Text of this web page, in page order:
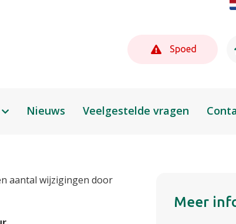
Spoed
Nieuws Veelgestelde vragen
aantal wijzigingen door
Meer